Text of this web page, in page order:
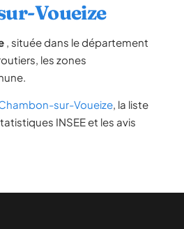
Voueize
, située dans le département
les zones
sur-Voueize, la liste
INSEE et les avis